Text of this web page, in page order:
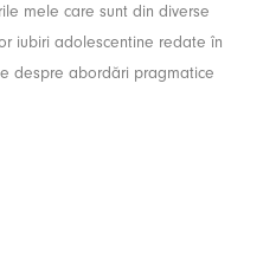
mele care sunt din diverse
iubiri adolescentine redate în
despre abordări pragmatice